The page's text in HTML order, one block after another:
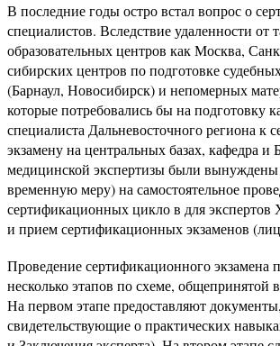
В последние годы остро встал вопрос о
специалистов. Вследствие удаленности от
образовательных центров как Москва,
сибирских центров по подготовке
(Барнаул, Новосибирск) и непомерных
которые потребовались бы на подготовку
специалиста Дальневосточного региона к
экзамену на центральных базах, кафедра и
медицинской экспертизы были
временную меру) на самостоятельное
сертификационных цикло в для экспертов
и прием сертификационных экзаменов
Проведение сертификационного экзамена
несколько этапов по схеме, общепринятой
На первом этапе предоставляют документы,
свидетельствующие о практических